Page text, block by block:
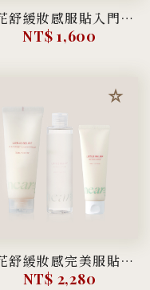
荷花舒緩妝感服貼入門組(潔顏霜+乳霜)
NT$ 1,600
荷花舒緩妝感完美服貼組(潔顏霜+化妝水+乳霜)
NT$ 2,280